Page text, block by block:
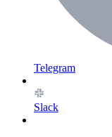
Telegram
Slack